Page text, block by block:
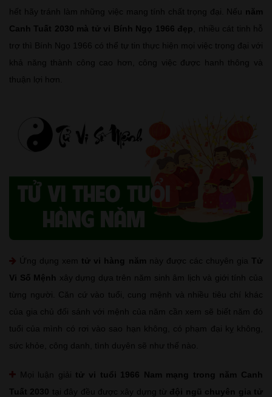
hết hãy tránh làm những việc mang tính chất trọng đại. Nếu năm
Canh Tuất 2030 mà tử vi Bính Ngọ 1966 đẹp , nhiều cát tinh hỗ
trợ thì Bính Ngọ 1966 có thể tự tin thực hiện mọi việc trọng đại với
khả năng thành công cao hơn, công việc được hanh thông và
thuận lợi hơn.
Ứng dụng xem tử vi hàng năm này được các chuyên gia Tử
Vi Số Mệnh
xây dựng dựa trên năm sinh âm lịch và giới tính của
từng người. Căn cứ vào tuổi, cung mệnh và nhiều tiêu chí khác
của gia chủ đối sánh với mệnh của năm cần xem sẽ biết năm đó
tuổi của mình có rơi vào sao hạn không, có phạm đại kỵ không,
sức khỏe, công danh, tình duyên sẽ như thế nào.
Mọi luận giải tử vi tuổi 1966 Nam mạng trong năm Canh
Tuất 2030 tại đây đều được xây dựng từ đội ngũ chuyên gia tử